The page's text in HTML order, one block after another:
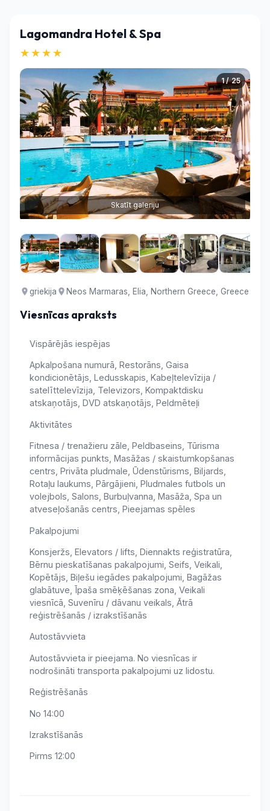
Lagomandra Hotel & Spa
★★★★
1 / 25
Skatīt galeriju
griekija Neos Marmaras, Elia, Northern Greece, Greece
Viesnīcas apraksts
Vispārējās iespējas
Apkalpošana numurā, Restorāns, Gaisa
kondicionētājs, Ledusskapis, Kabeļtelevīzija /
satelīttelevīzija, Televizors, Kompaktdisku
atskaņotājs, DVD atskaņotājs, Peldmēteļi
Aktivitātes
Fitnesa / trenažieru zāle, Peldbaseins, Tūrisma
informācijas punkts, Masāžas / skaistumkopšanas
centrs, Privāta pludmale, Ūdenstūrisms, Biljards,
Rotaļu laukums, Pārgājieni, Pludmales futbols un
volejbols, Salons, Burbuļvanna, Masāža, Spa un
atveseļošanās centrs, Pieejamas spēles
Pakalpojumi
Konsjeržs, Elevators / lifts, Diennakts reģistratūra,
Bērnu pieskatīšanas pakalpojumi, Seifs, Veikali,
Kopētājs, Biļešu iegādes pakalpojumi, Bagāžas
glabātuve, Īpaša smēķēšanas zona, Veikali
viesnīcā, Suvenīru / dāvanu veikals, Ātrā
reģistrēšanās / izrakstīšanās
Autostāvvieta
Autostāvvieta ir pieejama. No viesnīcas ir
nodrošināti transporta pakalpojumi uz lidostu.
Reģistrēšanās
No 14:00
Izrakstīšanās
Pirms 12:00